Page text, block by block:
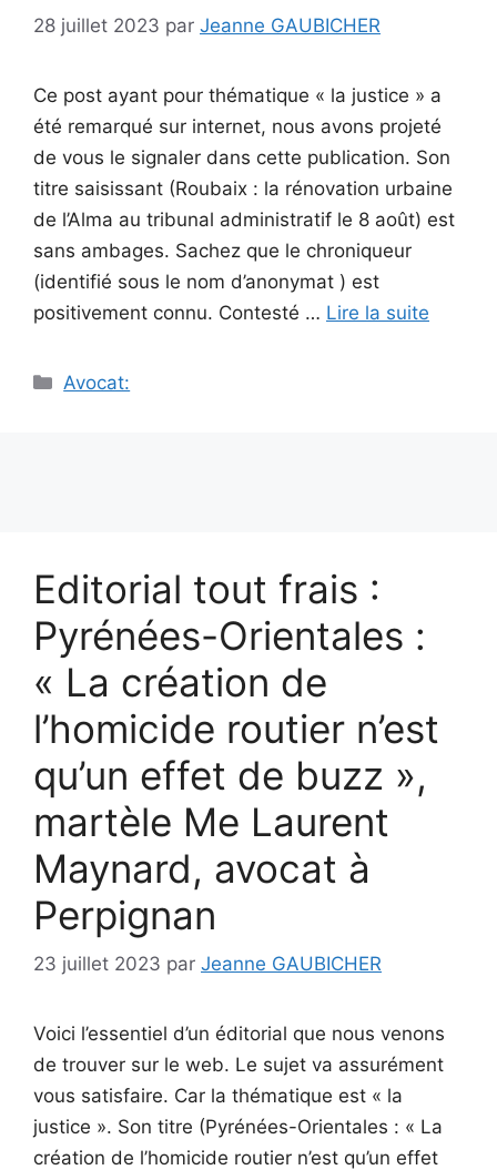
28 juillet 2023 par Jeanne GAUBICHER
Ce post ayant pour thématique « la justice » a
été remarqué sur internet, nous avons projeté
de vous le signaler dans cette publication. Son
titre saisissant (Roubaix : la rénovation urbaine
de l’Alma au tribunal administratif le 8 août) est
sans ambages. Sachez que le chroniqueur
(identifié sous le nom d’anonymat ) est
positivement connu. Contesté … Lire la suite
Catégories
Avocat:
Editorial tout frais :
Pyrénées-Orientales :
« La création de
l’homicide routier n’est
qu’un effet de buzz »,
martèle Me Laurent
Maynard, avocat à
Perpignan
23 juillet 2023 par Jeanne GAUBICHER
Voici l’essentiel d’un éditorial que nous venons
de trouver sur le web. Le sujet va assurément
vous satisfaire. Car la thématique est « la
justice ». Son titre (Pyrénées-Orientales : « La
création de l’homicide routier n’est qu’un effet